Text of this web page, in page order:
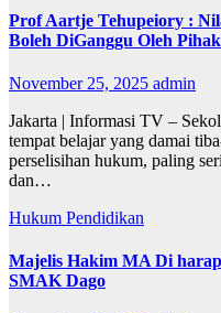
Prof Aartje Tehupeiory :
Boleh DiGanggu Oleh
November 25, 2025 admin
Jakarta | Informasi TV –
tempat belajar yang damai
perselisihan hukum, paling
dan…
Hukum Pendidikan
Majelis Hakim MA Di
SMAK Dago